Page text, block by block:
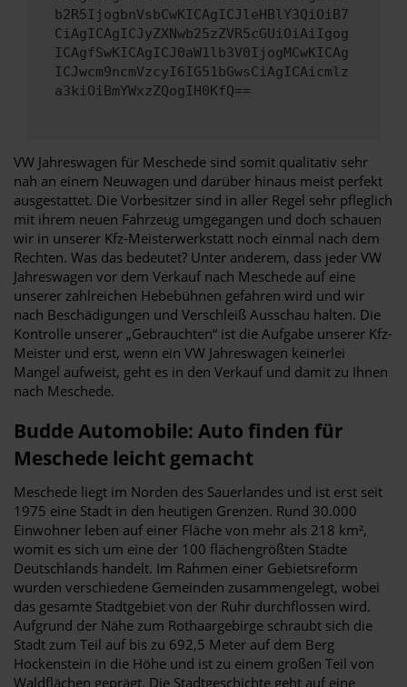
b2R5IjogbnVsbCwKICAgICJleHBlY3QiOiB7
CiAgICAgICJyZXNwb25zZVR5cGUiOiAiIgog
ICAgfSwKICAgICJ0aW1lb3V0IjogMCwKICAg
ICJwcm9ncmVzcyI6IG51bGwsCiAgICAicmlz
a3kiOiBmYWxzZQogIH0KfQ==
VW Jahreswagen für Meschede sind somit qualitativ sehr
nah an einem Neuwagen und darüber hinaus meist perfekt
ausgestattet. Die Vorbesitzer sind in aller Regel sehr pfleglich
mit ihrem neuen Fahrzeug umgegangen und doch schauen
wir in unserer Kfz-Meisterwerkstatt noch einmal nach dem
Rechten. Was das bedeutet? Unter anderem, dass jeder VW
Jahreswagen vor dem Verkauf nach Meschede auf eine
unserer zahlreichen Hebebühnen gefahren wird und wir
nach Beschädigungen und Verschleiß Ausschau halten. Die
Kontrolle unserer „Gebrauchten“ ist die Aufgabe unserer Kfz-
Meister und erst, wenn ein VW Jahreswagen keinerlei
Mangel aufweist, geht es in den Verkauf und damit zu Ihnen
nach Meschede.
Budde Automobile: Auto finden für
Meschede leicht gemacht
Meschede liegt im Norden des Sauerlandes und ist erst seit
1975 eine Stadt in den heutigen Grenzen. Rund 30.000
Einwohner leben auf einer Fläche von mehr als 218 km²,
womit es sich um eine der 100 flächengrößten Städte
Deutschlands handelt. Im Rahmen einer Gebietsreform
wurden verschiedene Gemeinden zusammengelegt, wobei
das gesamte Stadtgebiet von der Ruhr durchflossen wird.
Aufgrund der Nähe zum Rothaargebirge schraubt sich die
Stadt zum Teil auf bis zu 692,5 Meter auf dem Berg
Hockenstein in die Höhe und ist zu einem großen Teil von
Waldflächen geprägt. Die Stadtgeschichte geht auf eine